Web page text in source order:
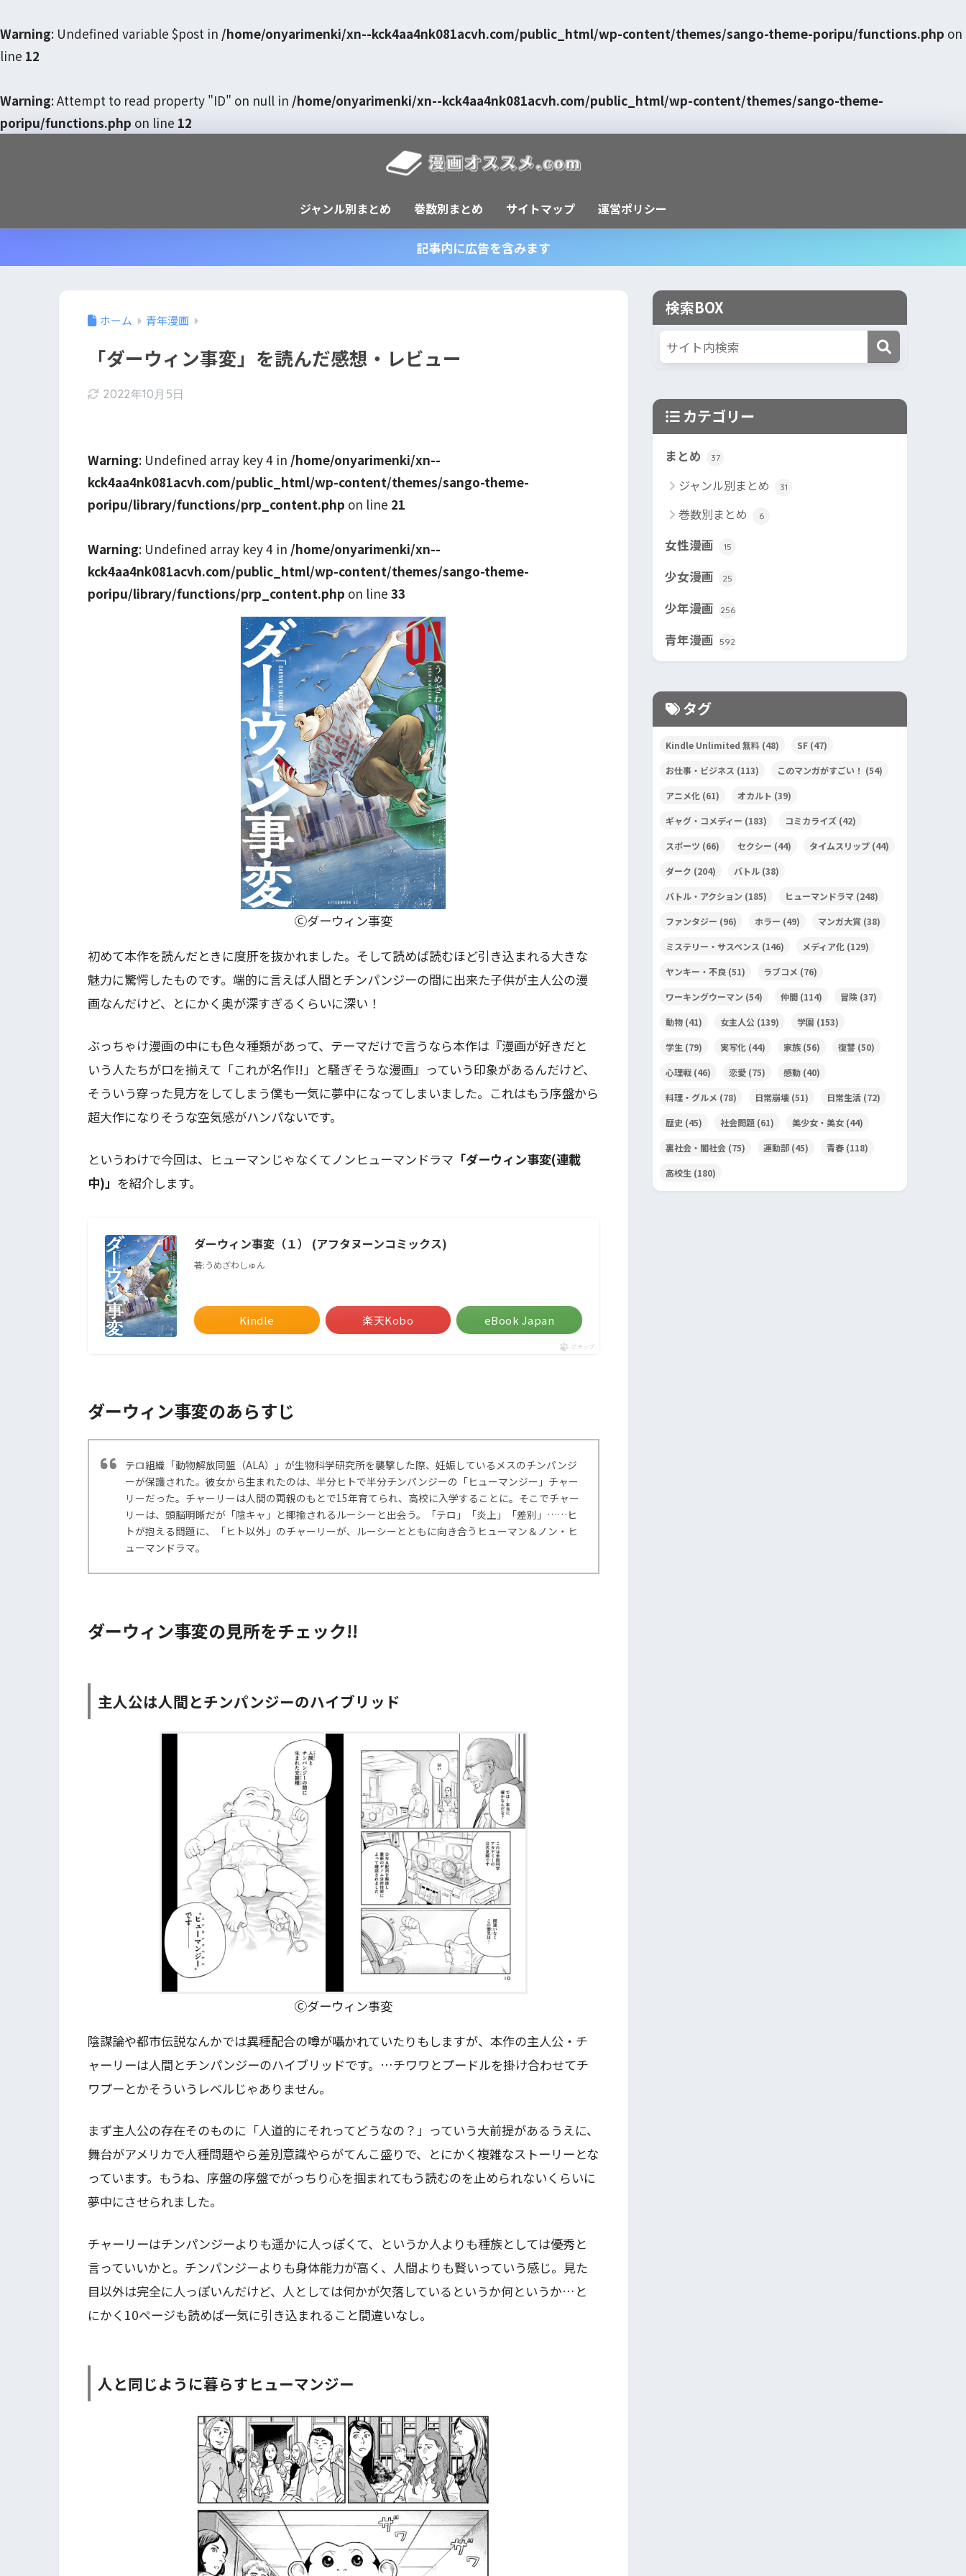
Warning: Undefined variable $post in /home/onyarimenki/xn--kck4aa4nk081acvh.com/public_html/wp-content/themes/sango-theme-poripu/functions.php on
line 12
Warning: Attempt to read property "ID" on null in /home/onyarimenki/xn--kck4aa4nk081acvh.com/public_html/wp-content/themes/sango-theme-
poripu/functions.php on line 12
ジャンル別まとめ 巻数別まとめ サイトマップ 運営ポリシー
記事内に広告を含みます
ホーム 青年漫画
「ダーウィン事変」を読んだ感想・レビュー
2022年10月5日
Warning: Undefined array key 4 in /home/onyarimenki/xn--
kck4aa4nk081acvh.com/public_html/wp-content/themes/sango-theme-
poripu/library/functions/prp_content.php on line 21
Warning: Undefined array key 4 in /home/onyarimenki/xn--
kck4aa4nk081acvh.com/public_html/wp-content/themes/sango-theme-
poripu/library/functions/prp_content.php on line 33
Ⓒダーウィン事変
初めて本作を読んだときに度肝を抜かれました。そして読めば読むほど引き込まれる大きな
魅力に驚愕したものです。端的に言えば人間とチンパンジーの間に出来た子供が主人公の漫
画なんだけど、とにかく奥が深すぎるくらいに深い！
ぶっちゃけ漫画の中にも色々種類があって、テーマだけで言うなら本作は『漫画が好きだと
いう人たちが口を揃えて「これが名作!!」と騒ぎそうな漫画』っていう印象があるんだけど、
そういう穿った見方をしてしまう僕も一気に夢中になってしまいました。これはもう序盤から
超大作になりそうな空気感がハンパないです。
というわけで今回は、ヒューマンじゃなくてノンヒューマンドラマ 「ダーウィン事変(連載
中)」 を紹介します。
ダーウィン事変（１） (アフタヌーンコミックス)
著:うめざわしゅん
Kindle 楽天Kobo eBook Japan
ポチップ
ダーウィン事変のあらすじ
テロ組織「動物解放同盟（ALA）」が生物科学研究所を襲撃した際、妊娠しているメスのチンパンジ
ーが保護された。彼女から生まれたのは、半分ヒトで半分チンパンジーの「ヒューマンジー」チャー
リーだった。チャーリーは人間の両親のもとで15年育てられ、高校に入学することに。そこでチャー
リーは、頭脳明晰だが「陰キャ」と揶揄されるルーシーと出会う。「テロ」「炎上」「差別」……ヒ
トが抱える問題に、「ヒト以外」のチャーリーが、ルーシーとともに向き合うヒューマン＆ノン・ヒ
ューマンドラマ。
ダーウィン事変の見所をチェック!!
主人公は人間とチンパンジーのハイブリッド
Ⓒダーウィン事変
陰謀論や都市伝説なんかでは異種配合の噂が囁かれていたりもしますが、本作の主人公・チ
ャーリーは人間とチンパンジーのハイブリッドです。…チワワとプードルを掛け合わせてチ
ワプーとかそういうレベルじゃありません。
まず主人公の存在そのものに「人道的にそれってどうなの？」っていう大前提があるうえに、
舞台がアメリカで人種問題やら差別意識やらがてんこ盛りで、とにかく複雑なストーリーとな
っています。もうね、序盤の序盤でがっちり心を掴まれてもう読むのを止められないくらいに
夢中にさせられました。
チャーリーはチンパンジーよりも遥かに人っぽくて、というか人よりも種族としては優秀と
言っていいかと。チンパンジーよりも身体能力が高く、人間よりも賢いっていう感じ。見た
目以外は完全に人っぽいんだけど、人としては何かが欠落しているというか何というか…と
にかく10ページも読めば一気に引き込まれること間違いなし。
人と同じように暮らすヒューマンジー
検索BOX
カテゴリー
まとめ 37
ジャンル別まとめ 31
巻数別まとめ 6
女性漫画 15
少女漫画 25
少年漫画 256
青年漫画 592
タグ
Kindle Unlimited 無料 (48) SF (47)
お仕事・ビジネス (113) このマンガがすごい！ (54)
アニメ化 (61) オカルト (39)
ギャグ・コメディー (183) コミカライズ (42)
スポーツ (66) セクシー (44) タイムスリップ (44)
ダーク (204) バトル (38)
バトル・アクション (185) ヒューマンドラマ (248)
ファンタジー (96) ホラー (49) マンガ大賞 (38)
ミステリー・サスペンス (146) メディア化 (129)
ヤンキー・不良 (51) ラブコメ (76)
ワーキングウーマン (54) 仲間 (114) 冒険 (37)
動物 (41) 女主人公 (139) 学園 (153)
学生 (79) 実写化 (44) 家族 (56) 復讐 (50)
心理戦 (46) 恋愛 (75) 感動 (40)
料理・グルメ (78) 日常崩壊 (51) 日常生活 (72)
歴史 (45) 社会問題 (61) 美少女・美女 (44)
裏社会・闇社会 (75) 運動部 (45) 青春 (118)
高校生 (180)